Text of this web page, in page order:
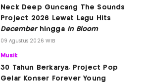
Neck Deep Guncang The Sounds
Project 2026 Lewat Lagu Hits
Decemberhingga In Bloom
09 Agustus 2026 WIB
Musik
30 Tahun Berkarya, Project Pop
Gelar Konser Forever Young